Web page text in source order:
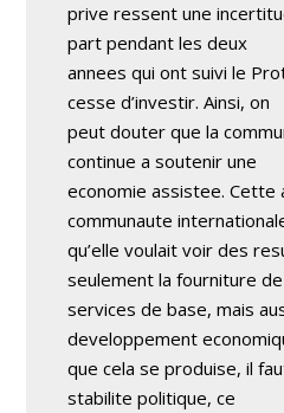
prive ressent une
part pendant les deux
annees qui ont suivi le
cesse d’investir. Ainsi, on
peut douter que la
continue a soutenir une
economie assistee. Cette
communaute
qu’elle voulait voir des
seulement la fourniture de
services de base, mais
developpement
que cela se produise, il
stabilite politique, ce